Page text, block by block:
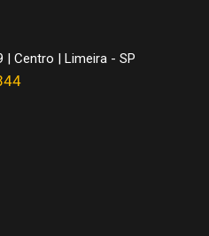
| Centro | Limeira - SP